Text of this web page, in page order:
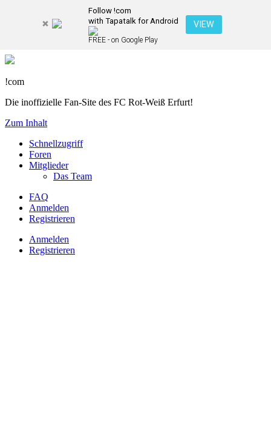
Follow !com
with Tapatalk for Android
FREE - on Google Play
VIEW
!com
Die inoffizielle Fan-Site des FC Rot-Weiß Erfurt!
Zum Inhalt
Schnellzugriff
Foren
Mitglieder
Das Team
FAQ
Anmelden
Registrieren
Anmelden
Registrieren